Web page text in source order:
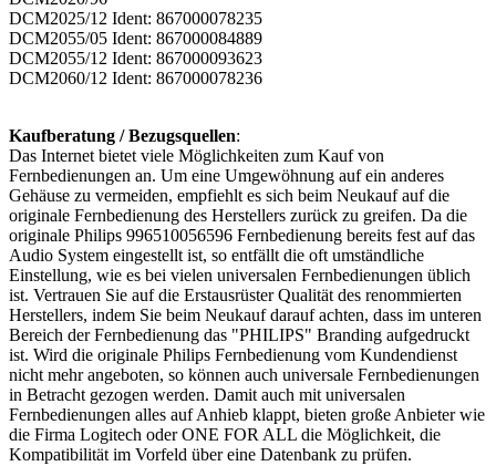
DCM2025/12 Ident: 867000078235
DCM2055/05 Ident: 867000084889
DCM2055/12 Ident: 867000093623
DCM2060/12 Ident: 867000078236
Kaufberatung / Bezugsquellen:
Das Internet bietet viele Möglichkeiten zum Kauf von
Fernbedienungen an. Um eine Umgewöhnung auf ein anderes
Gehäuse zu vermeiden, empfiehlt es sich beim Neukauf auf die
originale Fernbedienung des Herstellers zurück zu greifen. Da die
originale Philips 996510056596 Fernbedienung bereits fest auf das
Audio System eingestellt ist, so entfällt die oft umständliche
Einstellung, wie es bei vielen universalen Fernbedienungen üblich
ist. Vertrauen Sie auf die Erstausrüster Qualität des renommierten
Herstellers, indem Sie beim Neukauf darauf achten, dass im unteren
Bereich der Fernbedienung das "PHILIPS" Branding aufgedruckt
ist. Wird die originale Philips Fernbedienung vom Kundendienst
nicht mehr angeboten, so können auch universale Fernbedienungen
in Betracht gezogen werden. Damit auch mit universalen
Fernbedienungen alles auf Anhieb klappt, bieten große Anbieter wie
die Firma Logitech oder ONE FOR ALL die Möglichkeit, die
Kompatibilität im Vorfeld über eine Datenbank zu prüfen.